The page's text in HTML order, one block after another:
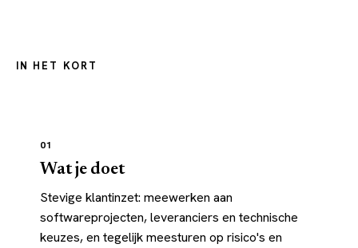
In het kort
IN HET KORT
01
Wat je doet
Stevige klantinzet: meewerken aan
softwareprojecten, leveranciers en technische
keuzes, en tegelijk meesturen op risico's en